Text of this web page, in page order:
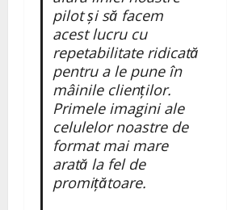
pilot și să facem
acest lucru cu
repetabilitate ridicată
pentru a le pune în
mâinile clienților.
Primele imagini ale
celulelor noastre de
format mai mare
arată la fel de
promițătoare.